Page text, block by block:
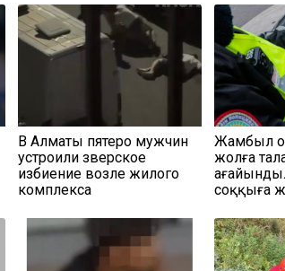
В Алматы пятеро мужчин
устроили зверское
избиение возле жилого
комплекса
Жамбыл
жолға
соққыға